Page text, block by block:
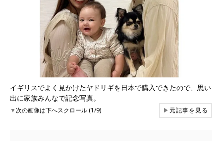
イギリスでよく見かけたヤドリギを日本で購入できたので、思い
出に家族みんなで記念写真。
▼次の画像は下へスクロール (1/9) ▶元記事を見る